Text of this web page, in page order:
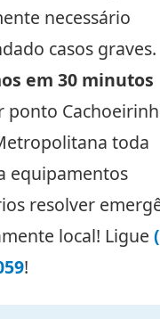
necessário
casos graves.
em 30 minutos
ponto
toda
equipamentos
resolver
local! Ligue
!